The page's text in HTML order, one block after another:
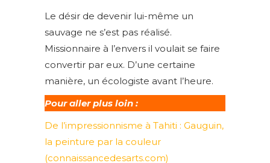
Le désir de devenir lui-même un
sauvage ne s’est pas réalisé.
Missionnaire à l’envers il voulait se faire
convertir par eux. D’une certaine
manière, un écologiste avant l’heure.
Pour aller plus loin :
De l’impressionnisme à Tahiti : Gauguin,
la peinture par la couleur
(connaissancedesarts.com)